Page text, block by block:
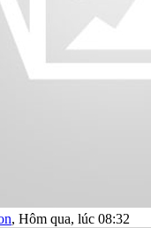
, Hôm qua, lúc 08:32